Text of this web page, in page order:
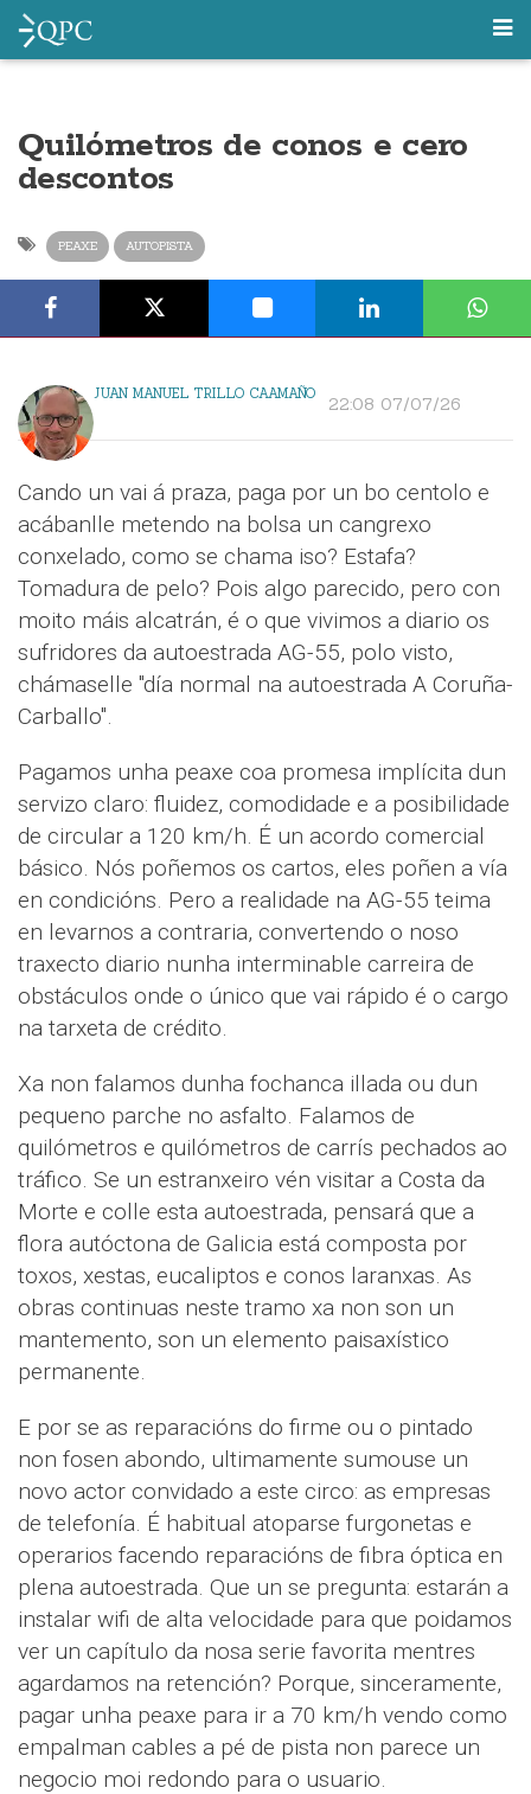
Quilómetros de conos e cero
descontos
PEAXE AUTOPISTA
JUAN MANUEL TRILLO CAAMAÑO 22:08 07/07/26
Cando un vai á praza, paga por un bo centolo e
acábanlle metendo na bolsa un cangrexo
conxelado, como se chama iso? Estafa?
Tomadura de pelo? Pois algo parecido, pero con
moito máis alcatrán, é o que vivimos a diario os
sufridores da autoestrada AG-55, polo visto,
chámaselle "día normal na autoestrada A Coruña-
Carballo".
Pagamos unha peaxe coa promesa implícita dun
servizo claro: fluidez, comodidade e a posibilidade
de circular a 120 km/h. É un acordo comercial
básico. Nós poñemos os cartos, eles poñen a vía
en condicións. Pero a realidade na AG-55 teima
en levarnos a contraria, convertendo o noso
traxecto diario nunha interminable carreira de
obstáculos onde o único que vai rápido é o cargo
na tarxeta de crédito.
Xa non falamos dunha fochanca illada ou dun
pequeno parche no asfalto. Falamos de
quilómetros e quilómetros de carrís pechados ao
tráfico. Se un estranxeiro vén visitar a Costa da
Morte e colle esta autoestrada, pensará que a
flora autóctona de Galicia está composta por
toxos, xestas, eucaliptos e conos laranxas. As
obras continuas neste tramo xa non son un
mantemento, son un elemento paisaxístico
permanente.
E por se as reparacións do firme ou o pintado
non fosen abondo, ultimamente sumouse un
novo actor convidado a este circo: as empresas
de telefonía. É habitual atoparse furgonetas e
operarios facendo reparacións de fibra óptica en
plena autoestrada. Que un se pregunta: estarán a
instalar wifi de alta velocidade para que poidamos
ver un capítulo da nosa serie favorita mentres
agardamos na retención? Porque, sinceramente,
pagar unha peaxe para ir a 70 km/h vendo como
empalman cables a pé de pista non parece un
negocio moi redondo para o usuario.